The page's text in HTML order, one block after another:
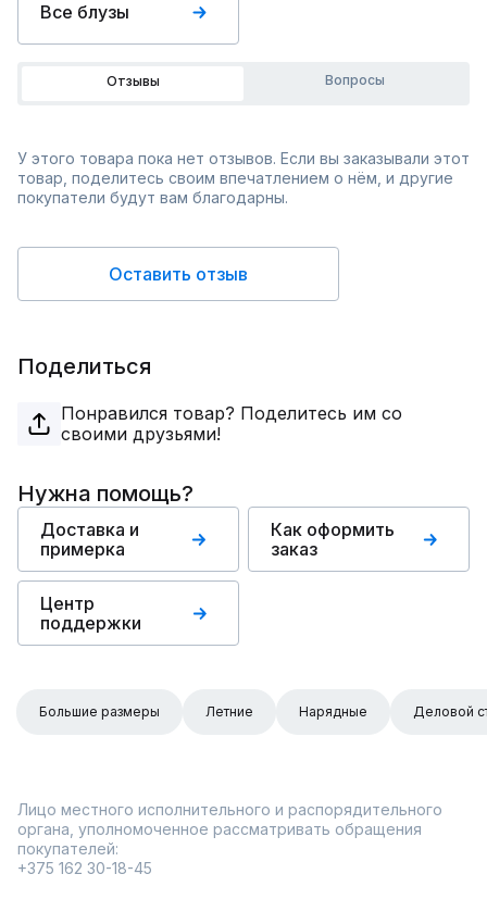
Все блузы
Отзывы Вопросы
У этого товара пока нет отзывов. Если вы заказывали этот
товар, поделитесь своим впечатлением о нём, и другие
покупатели будут вам благодарны.
Оставить отзыв
Поделиться
Понравился товар? Поделитесь им со
своими друзьями!
Нужна помощь?
Доставка и
примерка
Как оформить
заказ
Центр
поддержки
Большие размеры Летние Нарядные Деловой
Лицо местного исполнительного и распорядительного
органа, уполномоченное рассматривать обращения
покупателей:
+375 162 30-18-45